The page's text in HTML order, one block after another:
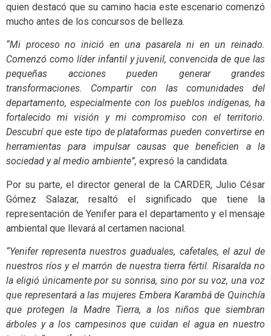
quien destacó que su camino hacia este escenario comenzó
mucho antes de los concursos de belleza.
“Mi proceso no inició en una pasarela ni en un reinado.
Comenzó como líder infantil y juvenil, convencida de que las
pequeñas acciones pueden generar grandes
transformaciones. Compartir con las comunidades del
departamento, especialmente con los pueblos indígenas, ha
fortalecido mi visión y mi compromiso con el territorio.
Descubrí que este tipo de plataformas pueden convertirse en
herramientas para impulsar causas que beneficien a la
sociedad y al medio ambiente”, expresó la candidata.
Por su parte, el director general de la CARDER, Julio César
Gómez Salazar, resaltó el significado que tiene la
representación de Yenifer para el departamento y el mensaje
ambiental que llevará al certamen nacional.
“Yenifer representa nuestros guaduales, cafetales, el azul de
nuestros ríos y el marrón de nuestra tierra fértil. Risaralda no
la eligió únicamente por su sonrisa, sino por su voz, una voz
que representará a las mujeres Embera Karambá de Quinchía
que protegen la Madre Tierra, a los niños que siembran
árboles y a los campesinos que cuidan el agua en nuestro